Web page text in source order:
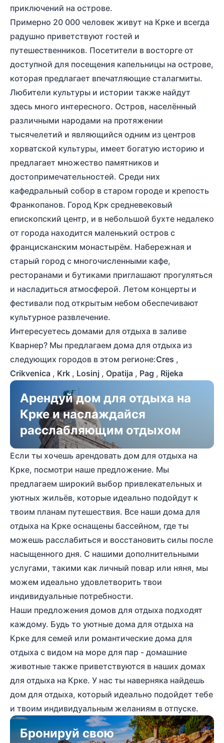
приключений на острове.
Примерно 20 000 человек живут на Крке и всегда
радушно приветствуют гостей и
путешественников. Посетители в восторге от
доступной для посещения капельницы на острове,
которая предлагает впечатляющие сталагмиты.
Любители культуры и истории также найдут
здесь много интересного. Остров, населённый
различными народами на протяжении
тысячелетий и являющийся одним из центров
хорватской культуры, имеет богатую историю и
предлагает множество памятников и
достопримечательностей. Среди них
кафедральный собор в старом городе и крепость
Франкопанов. Город Крк средневековый
епископский центр, и в небольшой бухте недалеко
от города находится маленький остров с
францисканским монастырём. Набережная и
старый город с многочисленными кафе,
ресторанами и бутиками приглашают прогуляться
и насладиться атмосферой. Летом концерты и
фестивали под открытым небом обеспечивают
культурное развлечение.
Интересуетесь домами для отдыха в заливе
Кварнер? Мы предлагаем дома для отдыха из
следующих городов в этом регионе:Cres ,
Crikvenica , Krk , Losinj , Opatija , Pag , Rijeka
Арендуй дом для отдыха на
Крке и наслаждайся
расслабляющим отдыхом
Если ты хочешь арендовать дом для отдыха на
Крке, посмотри наше предложение. Мы
предлагаем широкий выбор привлекательных и
уютных жильёв, которые идеально подойдут к
твоим планам путешествия. Все наши дома для
отдыха на Крке оснащены бассейном, где ты
можешь расслабиться и восстановить силы после
насыщенного дня. С нашими дополнительными
услугами, такими как личный повар или няня, мы
можем идеально удовлетворить твои
индивидуальные потребности.
Наши предложения домов для отдыха подходят
каждому. Будь то уютные дома для отдыха на
Крке для семей или романтические дома для
отдыха с видом на море для пар - домашние
животные также приветствуются в наших домах
для отдыха на Крке. У нас ты наверняка найдешь
дом для отдыха, который идеально подойдет тебе
и твоим индивидуальным желаниям в отпуске.
Бронируй свою